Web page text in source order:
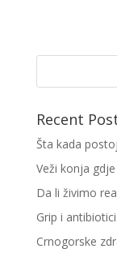
Recent
Šta kada
Veži konja
Da li živimo
Grip i antibiotici
Crnogorske